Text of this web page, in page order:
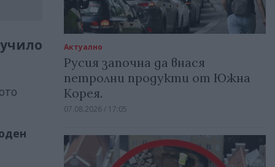
Актуално
Русия започна да внася
петролни продукти от Южна
Корея.
07.08.2026 / 17:05